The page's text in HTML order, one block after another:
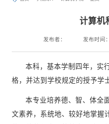
计算机
发布者： 发布时间
本科，基本学制四年，实
格，并达到学校规定的授予学
本专业培养德、智、体全
文素养，系统地、较好地掌握